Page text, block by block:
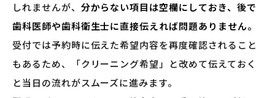
しれませんが、 分からない項目は空欄にしておき、後で
歯科医師や歯科衛生士に直接伝えれば問題ありません。
受付では予約時に伝えた希望内容を再度確認されること
もあるため、「クリーニング希望」と改めて伝えておく
と当日の流れがスムーズに進みます。